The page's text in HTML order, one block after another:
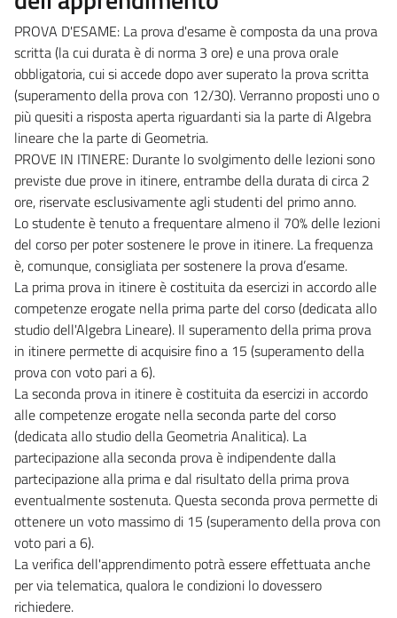
PROVA D'ESAME: La prova d'esame è composta da una prova
scritta (la cui durata è di norma 3 ore) e una prova orale
obbligatoria, cui si accede dopo aver superato la prova scritta
(superamento della prova con 12/30). Verranno proposti uno o
più quesiti a risposta aperta riguardanti sia la parte di Algebra
lineare che la parte di Geometria.
PROVE IN ITINERE: Durante lo svolgimento delle lezioni sono
previste due prove in itinere, entrambe della durata di circa 2
ore, riservate esclusivamente agli studenti del primo anno.
Lo studente è tenuto a frequentare almeno il 70% delle lezioni
del corso per poter sostenere le prove in itinere. La frequenza
è, comunque, consigliata per sostenere la prova d’esame.
La prima prova in itinere è costituita da esercizi in accordo alle
competenze erogate nella prima parte del corso (dedicata allo
studio dell'Algebra Lineare). Il superamento della prima prova
in itinere permette di acquisire fino a 15 (superamento della
prova con voto pari a 6).
La seconda prova in itinere è costituita da esercizi in accordo
alle competenze erogate nella seconda parte del corso
(dedicata allo studio della Geometria Analitica). La
partecipazione alla seconda prova è indipendente dalla
partecipazione alla prima e dal risultato della prima prova
eventualmente sostenuta. Questa seconda prova permette di
ottenere un voto massimo di 15 (superamento della prova con
voto pari a 6).
La verifica dell'apprendimento potrà essere effettuata anche
per via telematica, qualora le condizioni lo dovessero
richiedere.